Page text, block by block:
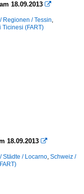
18.09.2013 
Regionen / Tessin,
(FART)
18.09.2013 
Städte / Locarno, Schweiz /